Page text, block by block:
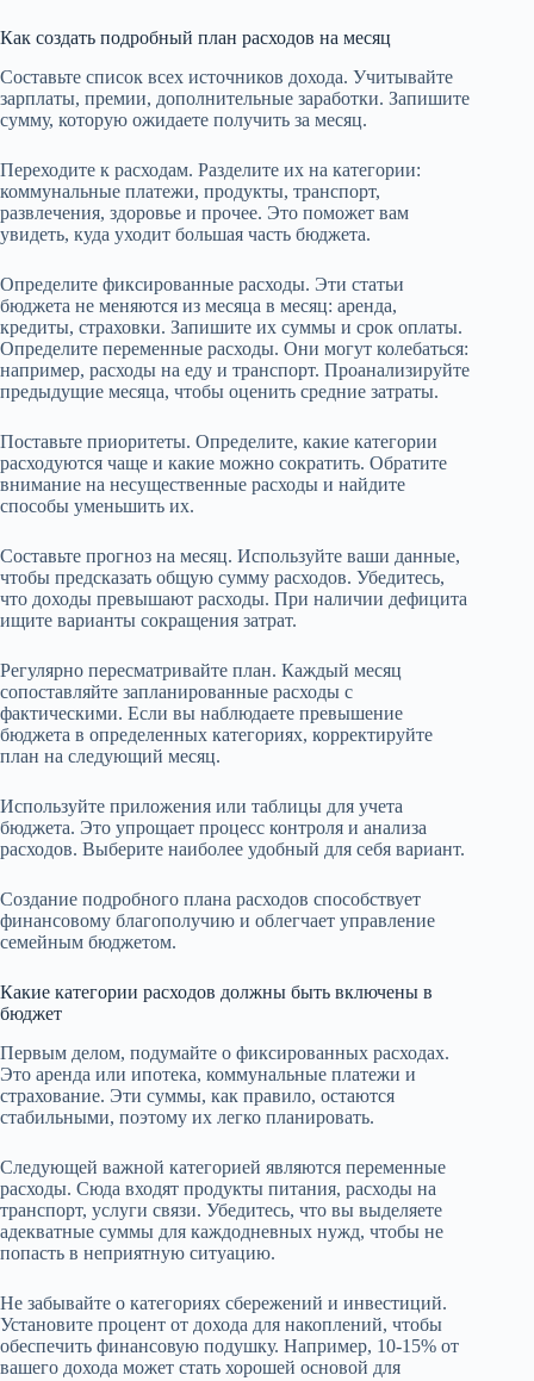
Как создать подробный план расходов на месяц
Составьте список всех источников дохода. Учитывайте
зарплаты, премии, дополнительные заработки. Запишите
сумму, которую ожидаете получить за месяц.
Переходите к расходам. Разделите их на категории:
коммунальные платежи, продукты, транспорт,
развлечения, здоровье и прочее. Это поможет вам
увидеть, куда уходит большая часть бюджета.
Определите фиксированные расходы. Эти статьи
бюджета не меняются из месяца в месяц: аренда,
кредиты, страховки. Запишите их суммы и срок оплаты.
Определите переменные расходы. Они могут колебаться:
например, расходы на еду и транспорт. Проанализируйте
предыдущие месяца, чтобы оценить средние затраты.
Поставьте приоритеты. Определите, какие категории
расходуются чаще и какие можно сократить. Обратите
внимание на несущественные расходы и найдите
способы уменьшить их.
Составьте прогноз на месяц. Используйте ваши данные,
чтобы предсказать общую сумму расходов. Убедитесь,
что доходы превышают расходы. При наличии дефицита
ищите варианты сокращения затрат.
Регулярно пересматривайте план. Каждый месяц
сопоставляйте запланированные расходы с
фактическими. Если вы наблюдаете превышение
бюджета в определенных категориях, корректируйте
план на следующий месяц.
Используйте приложения или таблицы для учета
бюджета. Это упрощает процесс контроля и анализа
расходов. Выберите наиболее удобный для себя вариант.
Создание подробного плана расходов способствует
финансовому благополучию и облегчает управление
семейным бюджетом.
Какие категории расходов должны быть включены в
бюджет
Первым делом, подумайте о фиксированных расходах.
Это аренда или ипотека, коммунальные платежи и
страхование. Эти суммы, как правило, остаются
стабильными, поэтому их легко планировать.
Следующей важной категорией являются переменные
расходы. Сюда входят продукты питания, расходы на
транспорт, услуги связи. Убедитесь, что вы выделяете
адекватные суммы для каждодневных нужд, чтобы не
попасть в неприятную ситуацию.
Не забывайте о категориях сбережений и инвестиций.
Установите процент от дохода для накоплений, чтобы
обеспечить финансовую подушку. Например, 10-15% от
вашего дохода может стать хорошей основой для